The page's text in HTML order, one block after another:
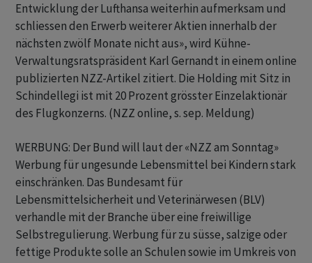
Entwicklung der Lufthansa weiterhin aufmerksam und
schliessen den Erwerb weiterer Aktien innerhalb der
nächsten zwölf Monate nicht aus», wird Kühne-
Verwaltungsratspräsident Karl Gernandt in einem online
publizierten NZZ-Artikel zitiert. Die Holding mit Sitz in
Schindellegi ist mit 20 Prozent grösster Einzelaktionär
des Flugkonzerns. (NZZ online, s. sep. Meldung)
WERBUNG: Der Bund will laut der «NZZ am Sonntag»
Werbung für ungesunde Lebensmittel bei Kindern stark
einschränken. Das Bundesamt für
Lebensmittelsicherheit und Veterinärwesen (BLV)
verhandle mit der Branche über eine freiwillige
Selbstregulierung. Werbung für zu süsse, salzige oder
fettige Produkte solle an Schulen sowie im Umkreis von